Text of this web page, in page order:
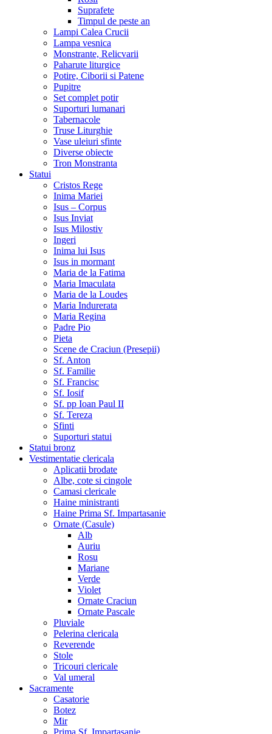
Suprafete
Timpul de peste an
Lampi Calea Crucii
Lampa vesnica
Monstrante, Relicvarii
Paharute liturgice
Potire, Ciborii si Patene
Pupitre
Set complet potir
Suporturi lumanari
Tabernacole
Truse Liturghie
Vase uleiuri sfinte
Diverse obiecte
Tron Monstranta
Statui
Cristos Rege
Inima Mariei
Isus – Corpus
Isus Inviat
Isus Milostiv
Ingeri
Inima lui Isus
Isus in mormant
Maria de la Fatima
Maria Imaculata
Maria de la Loudes
Maria Indurerata
Maria Regina
Padre Pio
Pieta
Scene de Craciun (Presepii)
Sf. Anton
Sf. Familie
Sf. Francisc
Sf. Iosif
Sf. pp Ioan Paul II
Sf. Tereza
Sfinti
Suporturi statui
Statui bronz
Vestimentatie clericala
Aplicatii brodate
Albe, cote si cingole
Camasi clericale
Haine ministranti
Haine Prima Sf. Impartasanie
Ornate (Casule)
Alb
Auriu
Rosu
Mariane
Verde
Violet
Ornate Craciun
Ornate Pascale
Pluviale
Pelerina clericala
Reverende
Stole
Tricouri clericale
Val umeral
Sacramente
Casatorie
Botez
Mir